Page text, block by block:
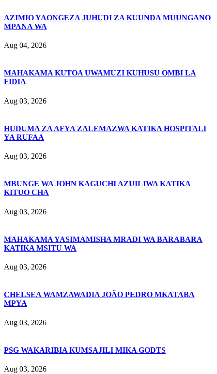
AZIMIO YAONGEZA JUHUDI ZA KUUNDA MUUNGANO
MPANA WA
Aug 04, 2026
MAHAKAMA KUTOA UWAMUZI KUHUSU OMBI LA
FIDIA
Aug 03, 2026
HUDUMA ZA AFYA ZALEMAZWA KATIKA HOSPITALI
YA RUFAA
Aug 03, 2026
MBUNGE WA JOHN KAGUCHI AZUILIWA KATIKA
KITUO CHA
Aug 03, 2026
MAHAKAMA YASIMAMISHA MRADI WA BARABARA
KATIKA MSITU WA
Aug 03, 2026
CHELSEA WAMZAWADIA JOÃO PEDRO MKATABA
MPYA
Aug 03, 2026
PSG WAKARIBIA KUMSAJILI MIKA GODTS
Aug 03, 2026